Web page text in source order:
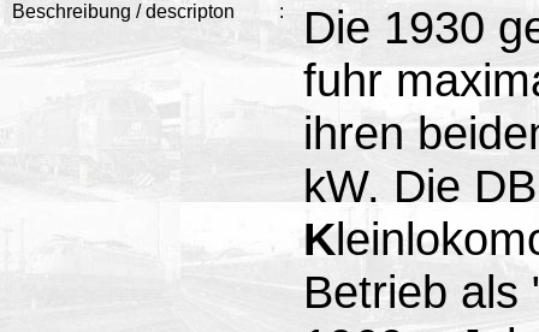
Beschreibung / descripton :
Die 1930
fuhr
ihren
kW. Die
K
Betrieb als